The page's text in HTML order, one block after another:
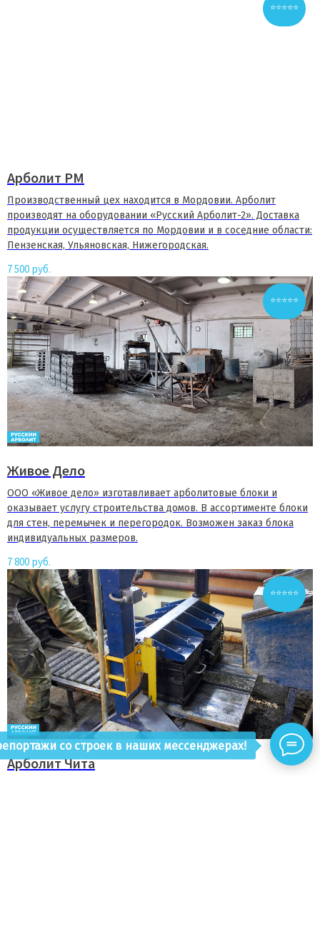
⭐⭐⭐⭐⭐
Арболит РМ
Производственный цех находится в Мордовии. Арболит
производят на оборудовании «Русский Арболит-2». Доставка
продукции осуществляется по Мордовии и в соседние области:
Пензенская, Ульяновская, Нижегородская.
7 500 руб.
⭐⭐⭐⭐⭐
Живое Дело
ООО «Живое дело» изготавливает арболитовые блоки и
оказывает услугу строительства домов. В ассортименте блоки
для стен, перемычек и перегородок. Возможен заказ блока
индивидуальных размеров.
7 800 руб.
⭐⭐⭐⭐⭐
Арболит Чита
со строек в наших мессенджерах!